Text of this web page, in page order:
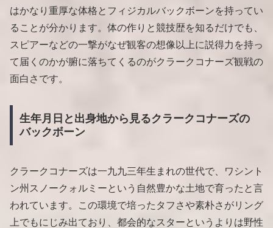
はかなり重厚な体格とフィジカルバックボーンを持ってい
ることが分かります。体の作りと競技歴を知るだけでも、
スピアーなどの一撃がなぜ観客の想像以上に説得力を持っ
て届くのかが腑に落ちてくるのがクラークコナーズ観戦の
面白さです。
生年月日と出身地から見るクラークコナーズの
バックボーン
クラークコナーズは一九九三年生まれの世代で、ワシント
ン州スノークォルミーという自然豊かな土地で育ったと言
われています。この環境で培ったタフさや素朴さがリング
上でもにじみ出ており、都会的なスターというよりは野性